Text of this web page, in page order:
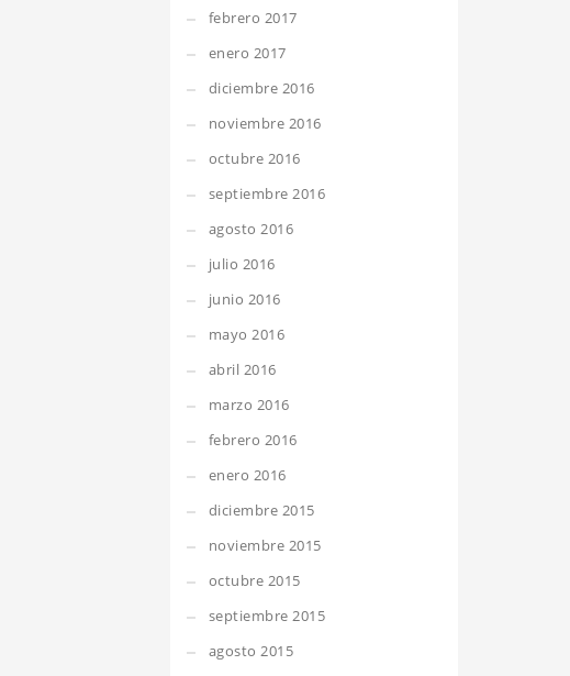
febrero 2017
enero 2017
diciembre 2016
noviembre 2016
octubre 2016
septiembre 2016
agosto 2016
julio 2016
junio 2016
mayo 2016
abril 2016
marzo 2016
febrero 2016
enero 2016
diciembre 2015
noviembre 2015
octubre 2015
septiembre 2015
agosto 2015